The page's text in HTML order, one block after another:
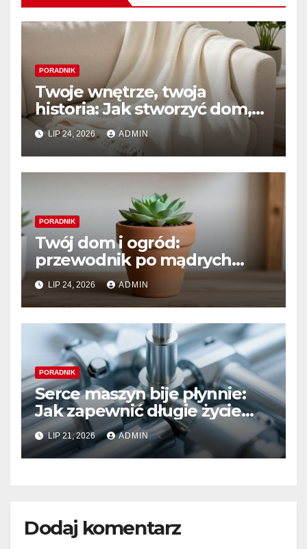
PORADNIK
Twoje wnętrze, twoja
historia: Jak stworzyć dom,
który naprawdę kochasz
LIP 24, 2026 ADMIN
PORADNIK
Twój dom i ogród:
przewodnik po mądrych
wyborach i trwałym pięknie
LIP 24, 2026 ADMIN
PORADNIK
Serce maszyn bije płynnie:
Jak zapewnić długie życie
systemom hydraulicznym
Sauer Danfoss
LIP 21, 2026 ADMIN
Dodaj komentarz